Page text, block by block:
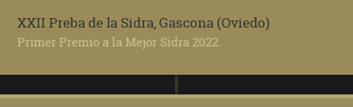
XXII Preba de la Sidra, Gascona (Oviedo)
Primer Premio a la Mejor Sidra 2022.